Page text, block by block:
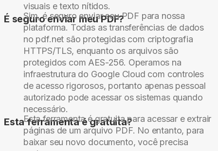
visuais e texto nítidos.
É seguro enviar meu PDF?
Sim, é seguro enviar seu PDF para nossa
plataforma. Todas as transferências de dados
no pdf.net são protegidas com criptografia
HTTPS/TLS, enquanto os arquivos são
protegidos com AES-256. Operamos na
infraestrutura do Google Cloud com controles
de acesso rigorosos, portanto apenas pessoal
autorizado pode acessar os sistemas quando
necessário.
Esta ferramenta é gratuita?
Esta ferramenta é gratuita para acessar e extrair
páginas de um arquivo PDF. No entanto, para
baixar seu novo documento, você precisa